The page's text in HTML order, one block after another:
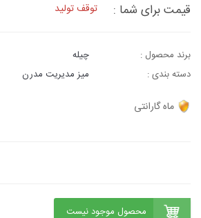
قیمت برای شما :
توقف تولید
برند محصول :
چیله
دسته بندی :
میز مدیریت مدرن
ماه گارانتی